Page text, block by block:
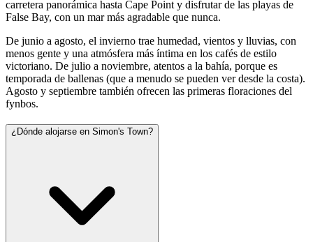
carretera panorámica hasta Cape Point y disfrutar de las playas de
False Bay, con un mar más agradable que nunca.
De junio a agosto, el invierno trae humedad, vientos y lluvias, con
menos gente y una atmósfera más íntima en los cafés de estilo
victoriano. De julio a noviembre, atentos a la bahía, porque es
temporada de ballenas (que a menudo se pueden ver desde la costa).
Agosto y septiembre también ofrecen las primeras floraciones del
fynbos.
¿Dónde alojarse en Simon's Town?